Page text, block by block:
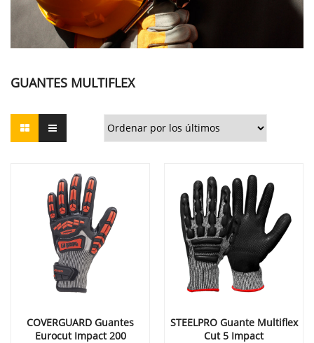
GUANTES MULTIFLEX
COVERGUARD Guantes
Eurocut Impact 200
STEELPRO Guante Multiflex
Cut 5 Impact